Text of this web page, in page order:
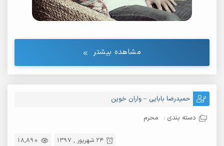
مشاهده بیشتر
حمیدرضا بابایی – واران خوین
دسته بندی : محرم
18,890 24 شهریور , 1397